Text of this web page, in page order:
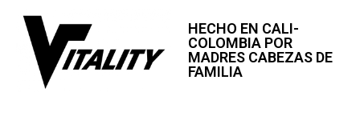
HECHO EN CALI-
COLOMBIA POR
MADRES CABEZAS DE
FAMILIA